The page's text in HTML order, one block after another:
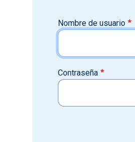
Nombre de usuario
Contraseña